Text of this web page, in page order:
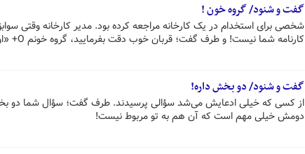
گفت و شنود/ گروه خون !
شخصی برای استخدام در یک کارخانه مراجعه کرده بود. مدیر کارخانه وقتی
کارنامه شما نیست! و طرف گفت؛ قربان خوب دقت بفرمایید، گروه خونم O+ «‌او مثبت‌» است!
گفت و شنود/ دو بخش داره!
از کسی که خیلی ادعایش می‌شد سؤالی پرسیدند. طرف گفت؛ سؤال شما
دومش خیلی مهم است که آن هم به تو مربوط نیست!